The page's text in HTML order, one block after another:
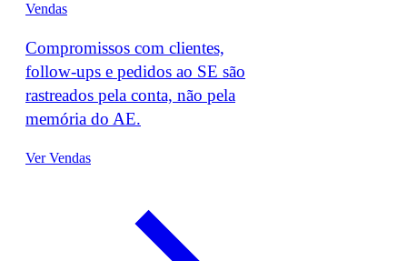
Vendas
Compromissos com clientes,
follow-ups e pedidos ao SE são
rastreados pela conta, não pela
memória do AE.
Ver Vendas